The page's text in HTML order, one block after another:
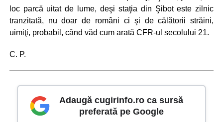
loc parcă uitat de lume, deşi staţia din Şibot este zilnic
tranzitată, nu doar de români ci şi de călătorii străini,
uimiţi, probabil, când văd cum arată CFR-ul secolului 21.
C. P.
Adaugă cugirinfo.ro ca sursă
preferată pe Google